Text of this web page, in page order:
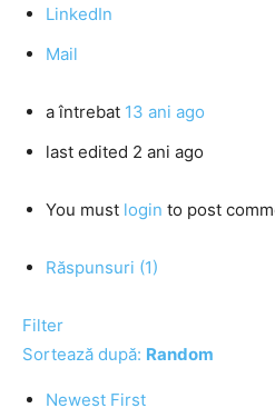
LinkedIn
Mail
a întrebat 13 ani ago
last edited 2 ani ago
You must login to post
Răspunsuri (1)
Filter
Sortează după: Random
Newest First